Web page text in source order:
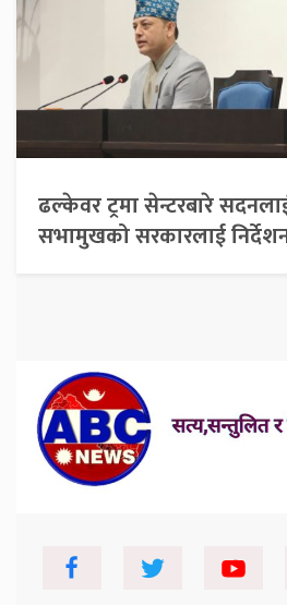
ढल्केवर ट्रमा सेन्टरबारे
सभामुखको सरकारलाई